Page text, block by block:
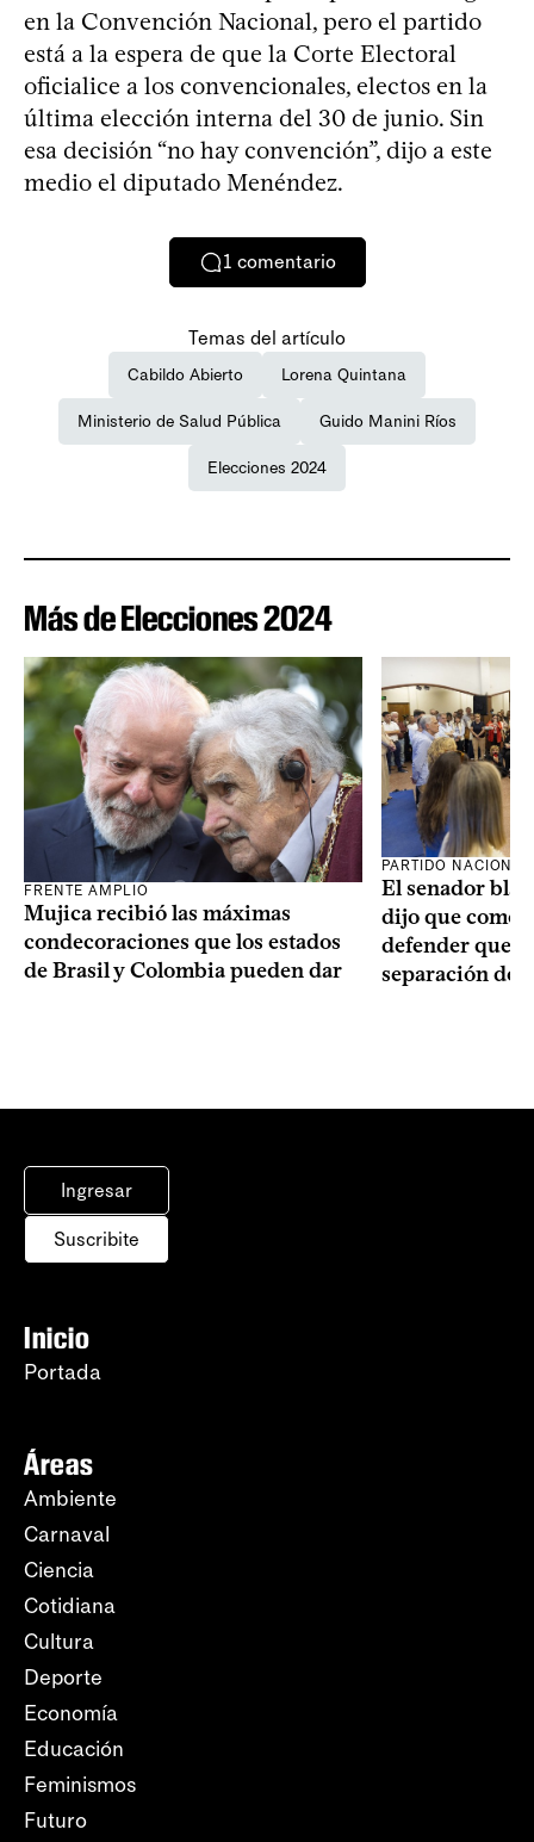
en la Convención Nacional, pero el partido
está a la espera de que la Corte Electoral
oficialice a los convencionales, electos en la
última elección interna del 30 de junio. Sin
esa decisión “no hay convención”, dijo a este
medio el diputado Menéndez.
1 comentario
Temas del artículo
Cabildo Abierto Lorena Quintana
Ministerio de Salud Pública Guido Manini Ríos
Elecciones 2024
Más de Elecciones 2024
FRENTE AMPLIO
Mujica recibió las máximas
condecoraciones que los estados
de Brasil y Colombia pueden dar
PARTIDO NACIONAL
El senador
dijo que como
defender que
separación de
Ingresar
Suscribite
Inicio
Portada
Áreas
Ambiente
Carnaval
Ciencia
Cotidiana
Cultura
Deporte
Economía
Educación
Feminismos
Futuro